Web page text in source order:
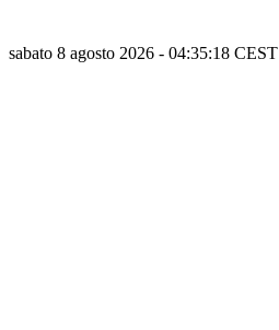
sabato 8 agosto 2026 - 04:35:19 CEST